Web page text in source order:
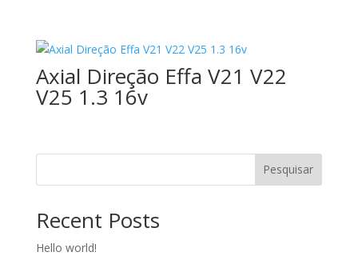
Axial Direção Effa V21 V22
V25 1.3 16v
Pesquisar
Recent Posts
Hello world!